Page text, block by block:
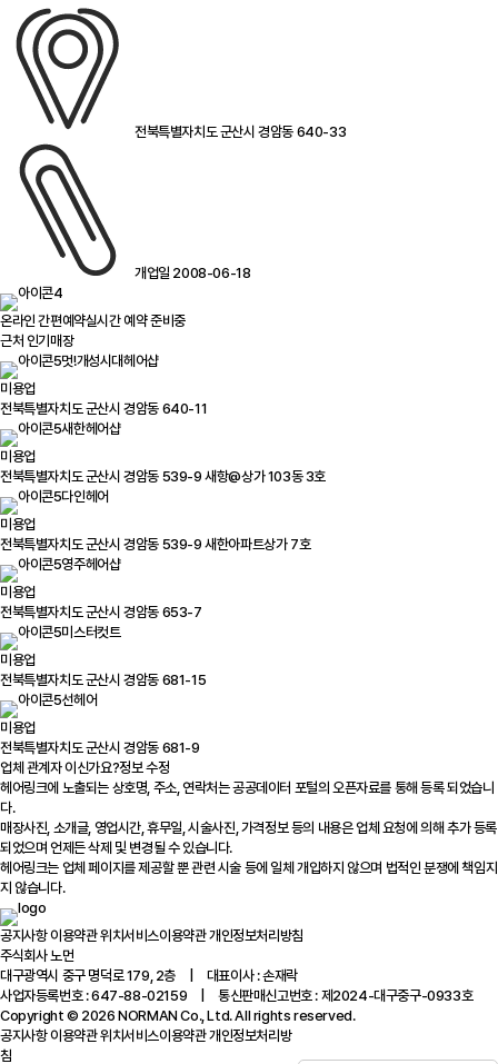
전북특별자치도 군산시 경암동 640-33
개업일 2008-06-18
온라인 간편예약실시간 예약 준비중
근처 인기매장
멋!개성시대헤어샵
미용업
전북특별자치도 군산시 경암동 640-11
새한헤어샵
미용업
전북특별자치도 군산시 경암동 539-9 새항@상가 103동 3호
다인헤어
미용업
전북특별자치도 군산시 경암동 539-9 새한아파트상가 7호
영주헤어샵
미용업
전북특별자치도 군산시 경암동 653-7
미스터컷트
미용업
전북특별자치도 군산시 경암동 681-15
선헤어
미용업
전북특별자치도 군산시 경암동 681-9
업체 관계자 이신가요?정보 수정
헤어링크에 노출되는 상호명, 주소, 연락처는 공공데이터 포털의 오픈자료를 통해 등록 되었습니
다.
매장사진, 소개글, 영업시간, 휴무일, 시술사진, 가격정보 등의 내용은 업체 요청에 의해 추가 등록
되었으며 언제든 삭제 및 변경될 수 있습니다.
헤어링크는 업체 페이지를 제공할 뿐 관련 시술 등에 일체 개입하지 않으며 법적인 분쟁에 책임지
지 않습니다.
공지사항이용약관위치서비스이용약관개인정보처리방침
주식회사 노먼
대구광역시 중구 명덕로 179, 2층 | 대표이사 : 손재락
사업자등록번호 : 647-88-02159 | 통신판매신고번호 : 제2024-대구중구-0933호
Copyright © 2026 NORMAN Co., Ltd. All rights reserved.
공지사항이용약관위치서비스이용약관개인정보처리방
침